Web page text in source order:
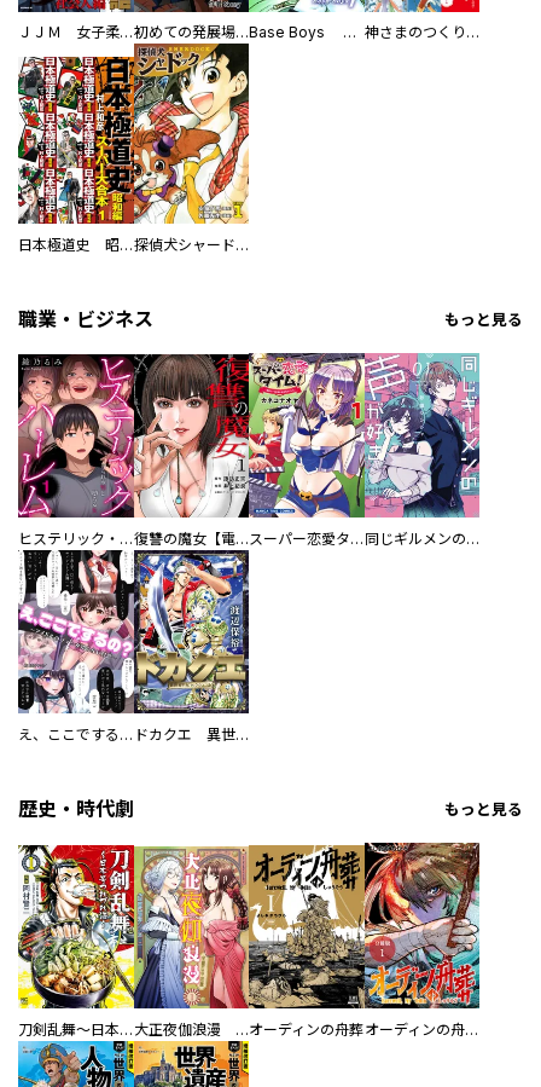
ＪＪＭ 女子柔道部物語 社会人編 初めての発展場 【白抜き修正版】 Base Boys 新装版 神さまのつくりかた。スーパー大合本
日本極道史 昭和編 スーパー大合本 探偵犬シャードック（新装版）
職業・ビジネス もっと見る
ヒステリック・ハーレム～搾られる男と堕ちる女～【電子単行本版】 復讐の魔女【電子単行本版】 スーパー恋愛タイム！～現場でドＳな彼女は自宅でデレる～ 同じギルメンの声が好き
え、ここでするの？ アイドルのファンが知らない日常 ドカクエ 異世界ドカコッククエスト
歴史・時代劇 もっと見る
刀剣乱舞～日本号つれづれ酒～ 大正夜伽浪漫 －金曜日の花嫁—オーディンの舟葬 オーディンの舟葬 分冊版